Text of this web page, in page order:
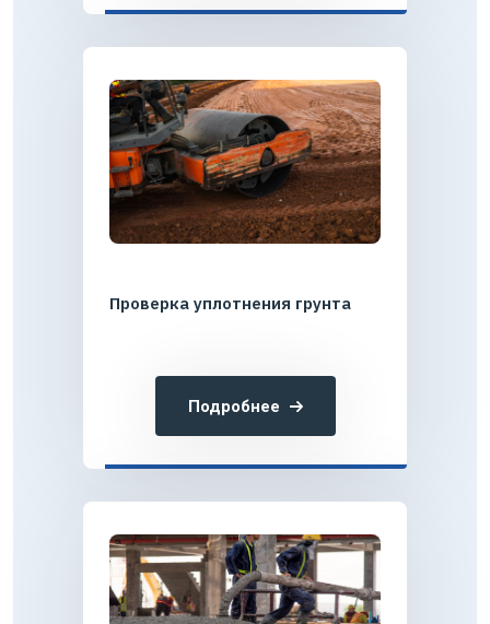
Проверка уплотнения грунта
Подробнее